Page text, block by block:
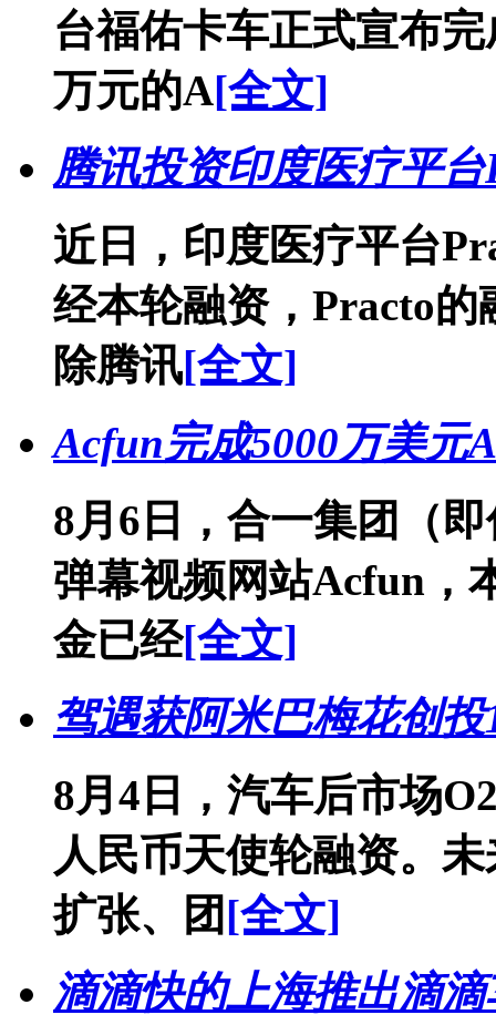
台福佑卡车正式宣布
万元的A[全文]
腾讯投资印度医疗平台
近日，印度医疗平台
经本轮融资，Practo的
除腾讯[全文]
Acfun完成5000万美元
8月6日，合一集团（
弹幕视频网站Acfun，
金已经[全文]
驾遇获阿米巴梅花创
8月4日，汽车后市场
人民币天使轮融资。
扩张、团 [全文]
滴滴快的上海推出滴